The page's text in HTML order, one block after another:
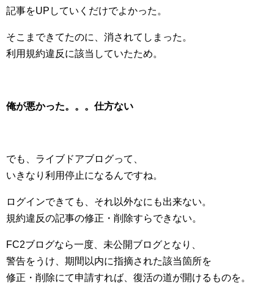
記事をUPしていくだけでよかった。
そこまできてたのに、消されてしまった。
利用規約違反に該当していたため。
俺が悪かった。。。仕方ない
でも、ライブドアブログって、
いきなり利用停止になるんですね。
ログインできても、それ以外なにも出来ない。
規約違反の記事の修正・削除すらできない。
FC2ブログなら一度、未公開ブログとなり、
警告をうけ、期間以内に指摘された該当箇所を
修正・削除にて申請すれば、復活の道が開けるものを。